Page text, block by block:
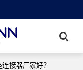
接器厂家好？